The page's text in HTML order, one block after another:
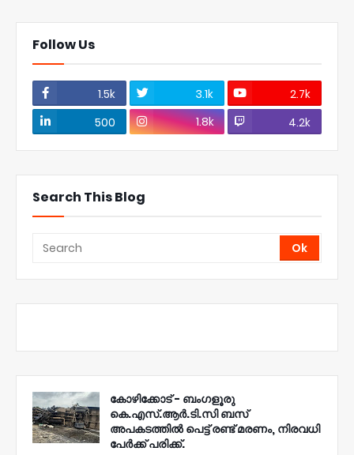
Follow Us
1.5k 3.1k
2.7k
500
1.8k 4.2k
Search This Blog
കോഴിക്കോട് - ബംഗളൂരു
കെ.എസ്.ആർ.ടി.സി ബസ്
അപകടത്തിൽ പെട്ട് രണ്ട് മരണം, നിരവധി
പേർക്ക് പരിക്ക്.